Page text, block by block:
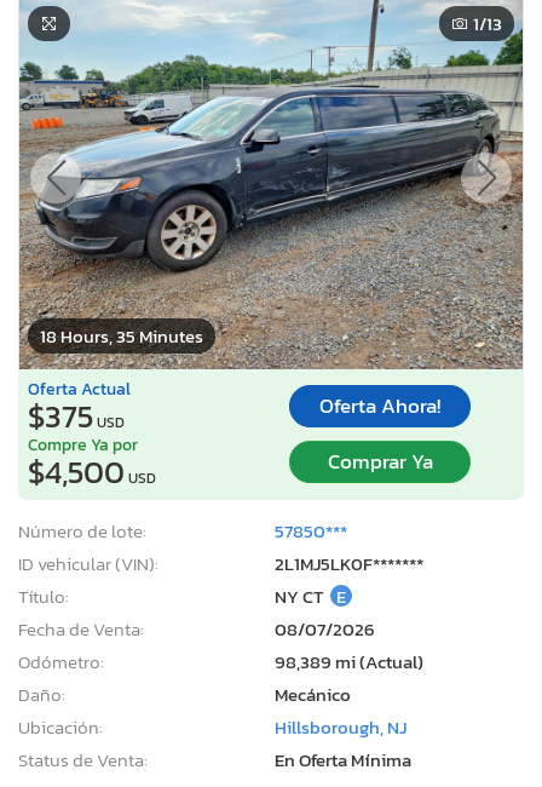
18 Hours, 35 Minutes
1/13
Oferta Actual
$375USD
Oferta Ahora!
Compre Ya por
$4,500 USD
Comprar Ya
Número de lote:
57850***
ID vehicular (VIN):
2L1MJ5LK0F*******
Título:
NY CT E
Fecha de Venta:
08/07/2026
Odómetro:
98,389 mi (Actual)
Daño:
Mecánico
Ubicación:
Hillsborough, NJ
Status de Venta:
En Oferta Mínima